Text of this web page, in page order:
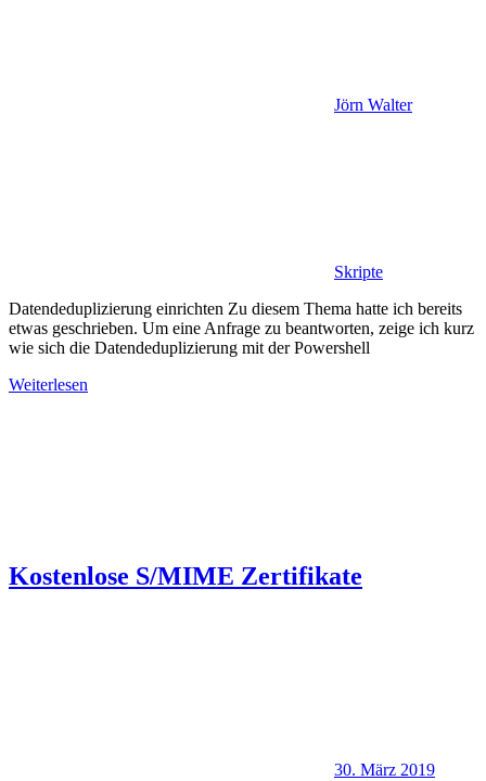
Jörn Walter
Skripte
Datendeduplizierung einrichten Zu diesem Thema hatte ich bereits
etwas geschrieben. Um eine Anfrage zu beantworten, zeige ich kurz
wie sich die Datendeduplizierung mit der Powershell
Weiterlesen
Kostenlose S/MIME Zertifikate
30. März 2019